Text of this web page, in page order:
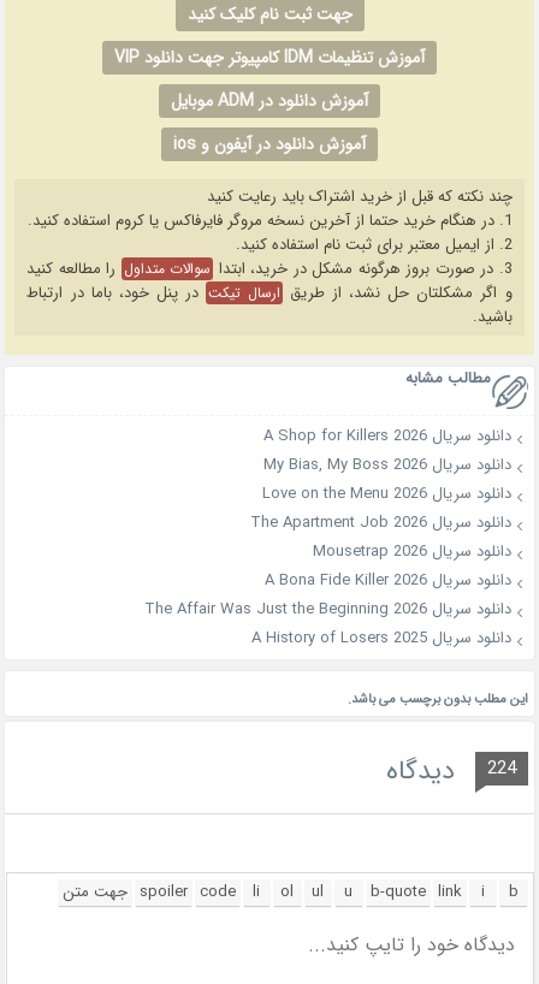
جهت ثبت نام کلیک کنید
آموزش تنظیمات IDM کامپیوتر جهت دانلود VIP
آموزش دانلود در ADM موبایل
آموزش دانلود در آیفون و ios
چند نکته که قبل از خرید اشتراک باید رعایت کنید
1. در هنگام خرید حتما از آخرین نسخه مروگر فایرفاکس یا کروم استفاده کنید.
2. از ایمیل معتبر برای ثبت نام استفاده کنید.
3. در صورت بروز هرگونه مشکل در خرید، ابتدا
سوالات متداول را مطالعه کنید
و اگر مشکلتان حل نشد، از طریق ارسال تیکت در پنل خود، باما در ارتباط
باشید.
مطالب مشابه
دانلود سریال A Shop for Killers 2026
دانلود سریال My Bias, My Boss 2026
دانلود سریال Love on the Menu 2026
دانلود سریال The Apartment Job 2026
دانلود سریال Mousetrap 2026
دانلود سریال A Bona Fide Killer 2026
دانلود سریال The Affair Was Just the Beginning 2026
دانلود سریال A History of Losers 2025
این مطلب بدون برچسب می باشد.
224 دیدگاه